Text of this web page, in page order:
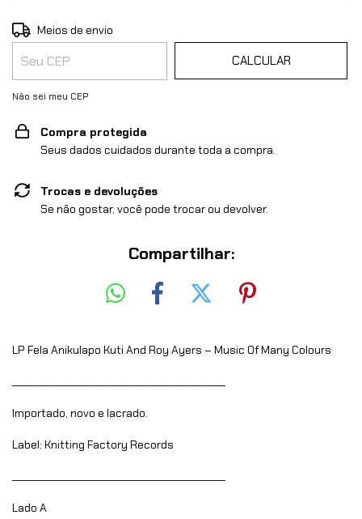
Entregas para o CEP:
Meios de envio
CALCULAR
Não sei meu CEP
Compra protegida
Seus dados cuidados durante toda a compra.
Trocas e devoluções
Se não gostar, você pode trocar ou devolver.
Compartilhar:
LP Fela Anikulapo Kuti And Roy Ayers – Music Of Many Colours
Importado, novo e lacrado.
Label: Knitting Factory Records
Lado A